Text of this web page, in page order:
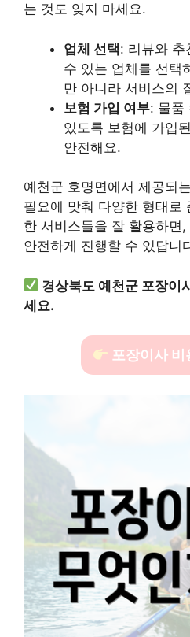
는 것도 잊지 마세요.
업체 선택: 리뷰와 추
수 있는 업체를 선택
만 아니라 서비스의
보험 가입 여부: 물품
있도록 보험에 가입
안전해요.
예천군 호명면에서 제공되
필요에 맞춰 다양한 형태로
한 서비스들을 잘 활용하면
안전하게 진행할 수 있답니
경상북도 예천군 포장이
세요.
포장이사 비